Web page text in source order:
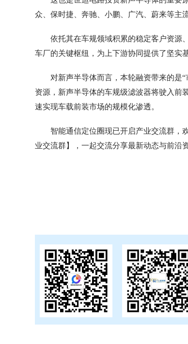
众、保时捷、奔驰、小鹏、广汽、蔚来等主
依托其在车规领域积累的稳定客户资源
车厂的关键枢纽，为上下游协同提供了坚实基
对新声半导体而言，本轮融资带来的是
资源，新声半导体的车规级滤波器将驶入前
速实现车载前装市场的规模化渗透。
智能通信定位圈现已开启产业交流群，
业交流群】，一起交流分享最新动态与前沿资